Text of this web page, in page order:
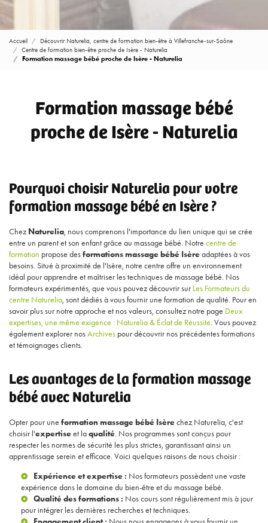
Accueil
Découvrir Naturelia, centre de formation bien-être à Villefranche-sur-Saône
Centre de formation bien-être proche de Isère - Naturelia
Formation massage bébé proche de Isère - Naturelia
Formation massage bébé
proche de Isère - Naturelia
Pourquoi choisir Naturelia pour votre
formation massage bébé en Isère ?
ChezNaturelia, nous comprenons l'importance du lien unique qui se crée
entre un parent et son enfant grâce au massage bébé. Notre centre de
formation propose desformations massage bébé Isèreadaptées à vos
besoins. Situé à proximité de l'Isère, notre centre offre un environnement
idéal pour apprendre et maîtriser les techniques de massage bébé. Nos
formateurs expérimentés, que vous pouvez découvrir sur Les Formateurs du
centre Naturelia, sont dédiés à vous fournir une formation de qualité. Pour en
savoir plus sur notre approche et nos valeurs, consultez notre page Deux
expertises, une même exigence : Naturelia & Éclat de Réussite. Vous pouvez
également explorer nosArchives pour découvrir nos précédentes formations
et témoignages clients.
Les avantages de la formation massage
bébé avec Naturelia
Opter pour une formation massage bébé Isèrechez Naturelia, c'est
choisir l'expertiseet laqualité. Nos programmes sont conçus pour
respecter les normes de sécurité les plus strictes, garantissant ainsi un
apprentissage serein et efficace. Voici quelques raisons de nous choisir :
Expérience et expertise : Nos formateurs possèdent une vaste
expérience dans le domaine du bien-être et du massage bébé.
Qualité des formations : Nos cours sont régulièrement mis à jour
pour intégrer les dernières recherches et techniques.